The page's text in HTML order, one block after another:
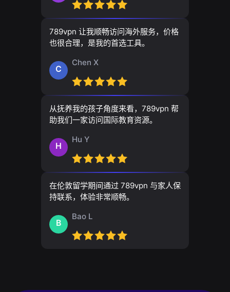
789vpn 让我顺畅访问海外服务，价格
也很合理，是我的首选工具。
C
Chen X
从抚养我的孩子角度来看，789vpn 帮
助我们一家访问国际教育资源。
H
Hu Y
在伦敦留学期间通过 789vpn 与家人保
持联系，体验非常顺畅。
B
Bao L